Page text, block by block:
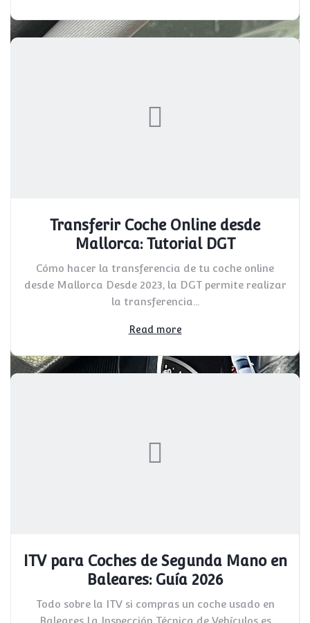
Transferir Coche Online desde
Mallorca: Tutorial DGT
Cómo hacer la transferencia de tu coche online
desde Mallorca Desde 2023, la DGT permite realizar
la transferencia...
Read more
ITV para Coches de Segunda Mano en
Baleares: Guía 2026
Todo sobre la ITV si compras un coche usado en
Baleares La Inspección Técnica de Vehículos es